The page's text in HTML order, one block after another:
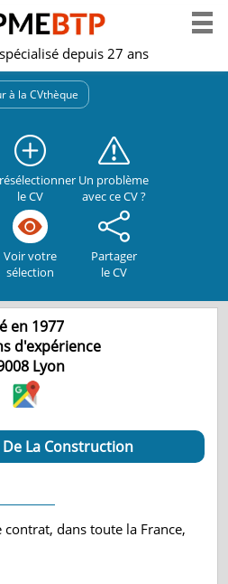
depuis 27 ans
à la CVthèque
le CV
Un problème
avec ce CV ?
Voir votre
sélection
Partager
le CV
en 1977
d'expérience
Lyon
La Construction
contrat, dans toute la France,